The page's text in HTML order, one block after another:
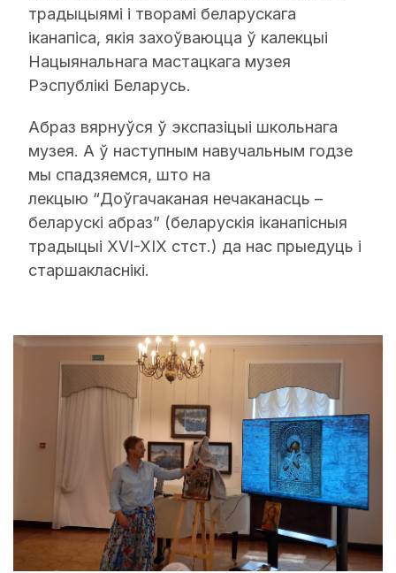
традыцыямі і творамі беларускага
іканапіса, якія захоўваюцца ў калекцыі
Нацыянальнага мастацкага музея
Рэспублікі Беларусь.
Абраз вярнуўся ў экспазіцыі школьнага
музея. А ў наступным навучальным годзе
мы спадзяемся, што на
лекцыю “Доўгачаканая нечаканасць –
беларускі абраз” (беларускія іканапісныя
традыцыі XVI-XIX стст.) да нас прыедуць і
старшакласнікі.